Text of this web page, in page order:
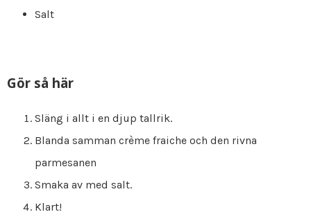
Salt
Gör så här
Släng i allt i en djup tallrik.
Blanda samman crème fraiche och den rivna
parmesanen
Smaka av med salt.
Klart!